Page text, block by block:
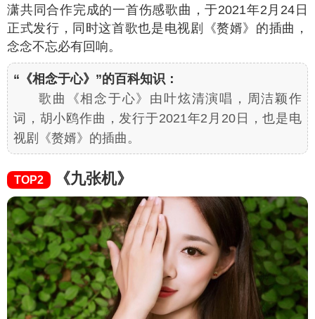
潇共同合作完成的一首伤感歌曲，于2021年2月24日
正式发行，同时这首歌也是电视剧《赘婿》的插曲，
念念不忘必有回响。
“《相念于心》”的百科知识：
歌曲《相念于心》由叶炫清演唱，周洁颖作
词，胡小鸥作曲，发行于2021年2月20日，也是电
视剧《赘婿》的插曲。
TOP2 《九张机》